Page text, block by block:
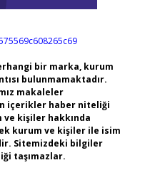
bir marka, kurum
bulunmamaktadır.
makaleler
içerikler haber niteliği
kişiler hakkında
kurum ve kişiler ile isim
Sitemizdeki bilgiler
taşımazlar.